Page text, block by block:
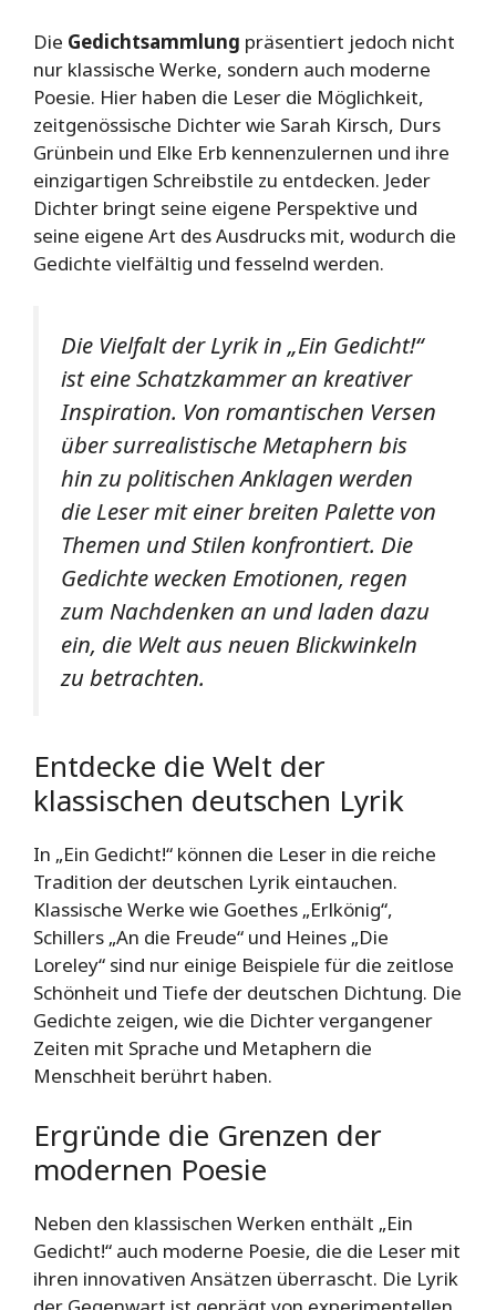
Die Gedichtsammlung präsentiert jedoch nicht
nur klassische Werke, sondern auch moderne
Poesie. Hier haben die Leser die Möglichkeit,
zeitgenössische Dichter wie Sarah Kirsch, Durs
Grünbein und Elke Erb kennenzulernen und ihre
einzigartigen Schreibstile zu entdecken. Jeder
Dichter bringt seine eigene Perspektive und
seine eigene Art des Ausdrucks mit, wodurch die
Gedichte vielfältig und fesselnd werden.
Die Vielfalt der Lyrik in „Ein Gedicht!“
ist eine Schatzkammer an kreativer
Inspiration. Von romantischen Versen
über surrealistische Metaphern bis
hin zu politischen Anklagen werden
die Leser mit einer breiten Palette von
Themen und Stilen konfrontiert. Die
Gedichte wecken Emotionen, regen
zum Nachdenken an und laden dazu
ein, die Welt aus neuen Blickwinkeln
zu betrachten.
Entdecke die Welt der
klassischen deutschen Lyrik
In „Ein Gedicht!“ können die Leser in die reiche
Tradition der deutschen Lyrik eintauchen.
Klassische Werke wie Goethes „Erlkönig“,
Schillers „An die Freude“ und Heines „Die
Loreley“ sind nur einige Beispiele für die zeitlose
Schönheit und Tiefe der deutschen Dichtung. Die
Gedichte zeigen, wie die Dichter vergangener
Zeiten mit Sprache und Metaphern die
Menschheit berührt haben.
Ergründe die Grenzen der
modernen Poesie
Neben den klassischen Werken enthält „Ein
Gedicht!“ auch moderne Poesie, die die Leser mit
ihren innovativen Ansätzen überrascht. Die Lyrik